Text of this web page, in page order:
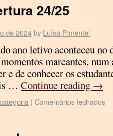
24/25
de 2024by Luísa Pimentel
ano letivo aconteceu no
marcantes,
e de conhecer os
… Continue reading →
| Comentários fechados